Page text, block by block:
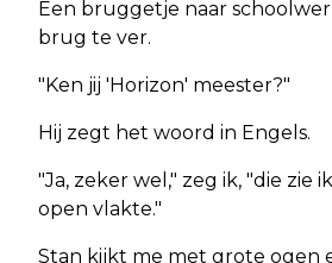
Een bruggetje naar
brug te ver.
"Ken jij 'Horizon' meester?"
Hij zegt het woord in Engels.
"Ja, zeker wel," zeg ik, "die zie
open vlakte."
Stan kijkt me met grote ogen